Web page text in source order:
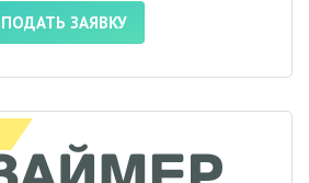
ПОДАТЬ ЗАЯВКУ